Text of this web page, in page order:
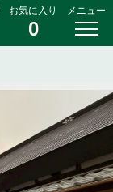
お気に入り
0
メニュー